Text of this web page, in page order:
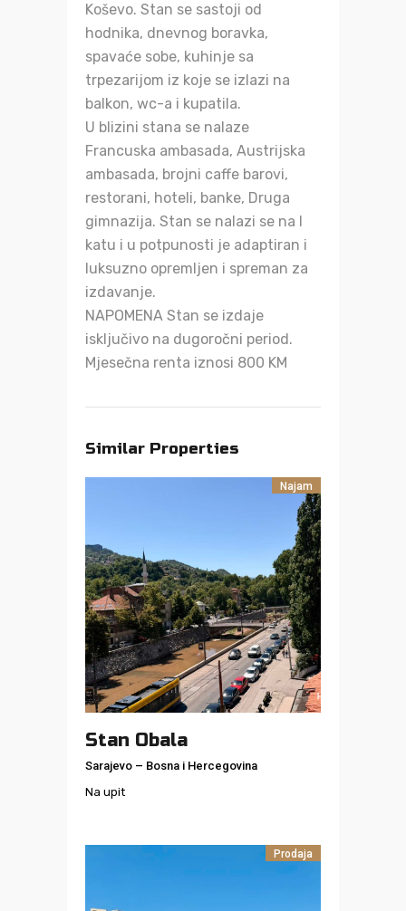
Koševo. Stan se sastoji od
hodnika, dnevnog boravka,
spavaće sobe, kuhinje sa
trpezarijom iz koje se izlazi na
balkon, wc-a i kupatila.
U blizini stana se nalaze
Francuska ambasada, Austrijska
ambasada, brojni caffe barovi,
restorani, hoteli, banke, Druga
gimnazija. Stan se nalazi se na I
katu i u potpunosti je adaptiran i
luksuzno opremljen i spreman za
izdavanje.
NAPOMENA Stan se izdaje
isključivo na dugoročni period.
Mjesečna renta iznosi 800 KM
Similar Properties
Najam
Stan Obala
Sarajevo – Bosna i Hercegovina
Na upit
Prodaja